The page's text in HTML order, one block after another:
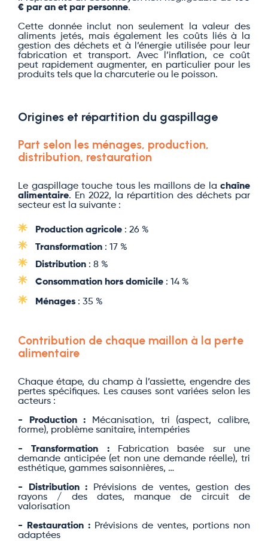
€ par an et par personne.
Cette donnée inclut non seulement la valeur des
aliments jetés, mais également les coûts liés à la
gestion des déchets et à l’énergie utilisée pour leur
fabrication et transport. Avec l’inflation, ce coût
peut rapidement augmenter, en particulier pour les
produits tels que la charcuterie ou le poisson.
Origines et répartition du gaspillage
Part selon les ménages, production,
distribution, restauration
Le gaspillage touche tous les maillons de la chaîne
alimentaire. En 2022, la répartition des déchets par
secteur est la suivante :
Production agricole : 26 %
Transformation : 17 %
Distribution : 8 %
Consommation hors domicile : 14 %
Ménages : 35 %
Contribution de chaque maillon à la perte
alimentaire
Chaque étape, du champ à l’assiette, engendre des
pertes spécifiques. Les causes sont variées selon les
acteurs :
- Production : Mécanisation, tri (aspect, calibre,
forme), problème sanitaire, intempéries
- Transformation :Fabrication basée sur une
demande anticipée (et non une demande réelle), tri
esthétique, gammes saisonnières, …
- Distribution :
Prévisions de ventes, gestion des
rayons / des dates, manque de circuit de
valorisation
- Restauration : Prévisions de ventes, portions non
adaptées